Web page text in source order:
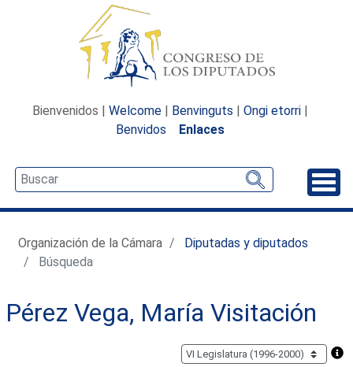
Bienvenidos | Welcome | Benvinguts | Ongi etorri |
Benvidos
Enlaces
Organización de la Cámara
Diputadas y diputados
Búsqueda
Pérez Vega, María Visitación